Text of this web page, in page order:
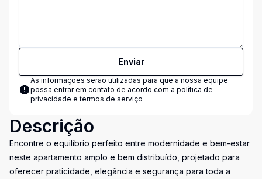
Enviar
As informações serão utilizadas para que a nossa equipe
possa entrar em contato de acordo com a política de
privacidade e termos de serviço
Descrição
Encontre o equilíbrio perfeito entre modernidade e bem-estar
neste apartamento amplo e bem distribuído, projetado para
oferecer praticidade, elegância e segurança para toda a